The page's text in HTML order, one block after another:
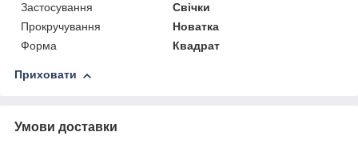
Застосування
Свічки
Прокручування
Новатка
Форма
Квадрат
Приховати
Умови доставки